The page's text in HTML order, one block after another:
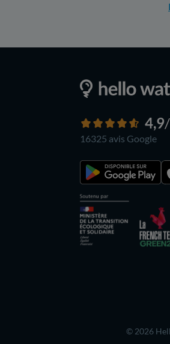
4,9
16325 avis Google
© 2026